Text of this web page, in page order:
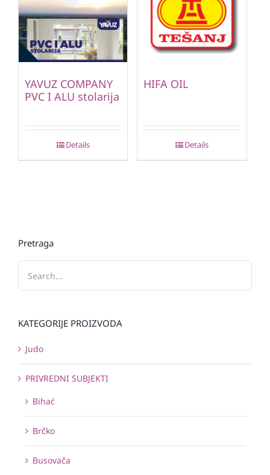
YAVUZ COMPANY
PVC I ALU stolarija
Details
HIFA OIL
Details
Pretraga
KATEGORIJE PROIZVODA
Judo
PRIVREDNI SUBJEKTI
Bihać
Brčko
Busovača